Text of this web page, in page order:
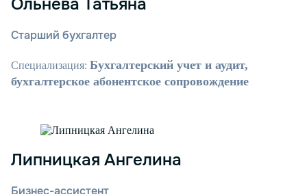
Старший бухгалтер
Специализация: Бухгалтерский учет и аудит,
бухгалтерское абонентское сопровождение
Липницкая Ангелина
Бизнес-ассистент